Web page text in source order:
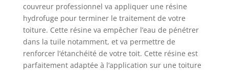
couvreur professionnel va appliquer une résine
hydrofuge pour terminer le traitement de votre
toiture. Cette résine va empêcher l’eau de pénétrer
dans la tuile notamment, et va permettre de
renforcer l’étanchéité de votre toit. Cette résine est
parfaitement adaptée à l’application sur une toiture